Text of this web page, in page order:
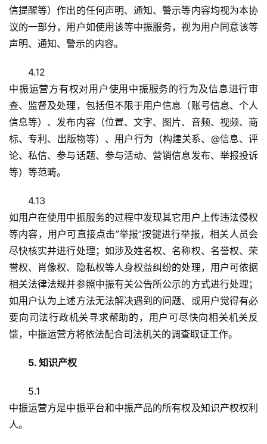
信提醒等）作出的任何声明、通知、警示等内容均视为本协
议的一部分，用户如使用该等中振服务，视为用户同意该等
声明、通知、警示的内容。
4.12
中振运营方有权对用户使用中振服务的行为及信息进行审
查、监督及处理，包括但不限于用户信息（账号信息、个人
信息等）、发布内容（位置、文字、图片、音频、视频、商
标、专利、出版物等）、用户行为（构建关系、@信息、评
论、私信、参与话题、参与活动、营销信息发布、举报投诉
等）等范畴。
4.13
如用户在使用中振服务的过程中发现其它用户上传违法侵权
等内容，用户可直接点击”举报”按键进行举报，相关人员会
尽快核实并进行处理；如涉及姓名权、名称权、名誉权、荣
誉权、肖像权、隐私权等人身权益纠纷的处理，用户可依据
相关法律法规并参照中振有关公告所公示的方式进行处理；
如用户认为上述方法无法解决遇到的问题、或用户觉得有必
要向司法行政机关寻求帮助的，用户可尽快向相关机关反
馈，中振运营方将依法配合司法机关的调查取证工作。
5. 知识产权
5.1
中振运营方是中振平台和中振产品的所有权及知识产权权利
人。